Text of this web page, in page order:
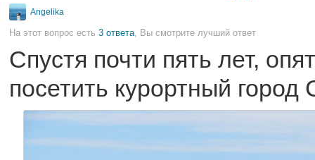
Angelika
На этот вопрос есть 3 ответа , Вы смотрите лучший ответ
Спустя почти пять лет,
посетить курортный город